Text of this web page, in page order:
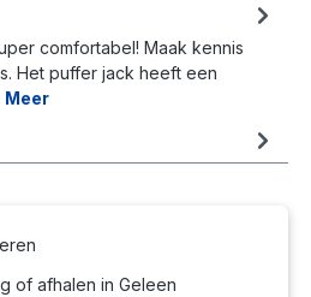
comfortabel! Maak kennis
Het puffer jack heeft een
Meer
of afhalen in Geleen